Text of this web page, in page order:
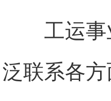
工运
泛联系各